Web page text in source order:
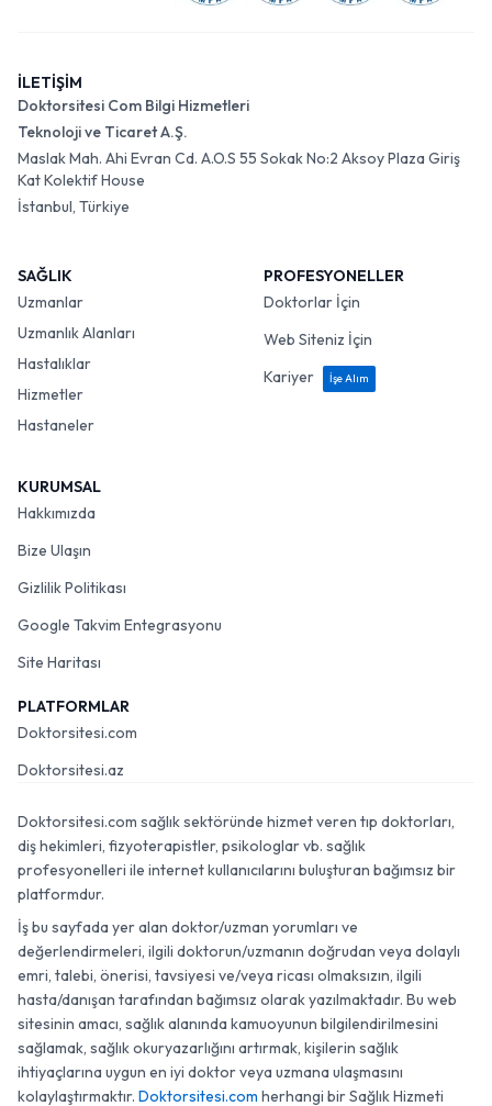
İLETİŞİM
Doktorsitesi Com Bilgi Hizmetleri
Teknoloji ve Ticaret A.Ş.
Maslak Mah. Ahi Evran Cd. A.O.S 55 Sokak No:2 Aksoy Plaza Giriş
Kat Kolektif House
İstanbul, Türkiye
SAĞLIK
Uzmanlar
Uzmanlık Alanları
Hastalıklar
Hizmetler
Hastaneler
PROFESYONELLER
Doktorlar İçin
Web Siteniz İçin
Kariyer
İşe Alım
KURUMSAL
Hakkımızda
Bize Ulaşın
Gizlilik Politikası
Google Takvim Entegrasyonu
Site Haritası
PLATFORMLAR
Doktorsitesi.com
Doktorsitesi.az
Doktorsitesi.com sağlık sektöründe hizmet veren tıp doktorları,
diş hekimleri, fizyoterapistler, psikologlar vb. sağlık
profesyonelleri ile internet kullanıcılarını buluşturan bağımsız bir
platformdur.
İş bu sayfada yer alan doktor/uzman yorumları ve
değerlendirmeleri, ilgili doktorun/uzmanın doğrudan veya dolaylı
emri, talebi, önerisi, tavsiyesi ve/veya ricası olmaksızın, ilgili
hasta/danışan tarafından bağımsız olarak yazılmaktadır. Bu web
sitesinin amacı, sağlık alanında kamuoyunun bilgilendirilmesini
sağlamak, sağlık okuryazarlığını artırmak, kişilerin sağlık
ihtiyaçlarına uygun en iyi doktor veya uzmana ulaşmasını
kolaylaştırmaktır. Doktorsitesi.com herhangi bir Sağlık Hizmeti